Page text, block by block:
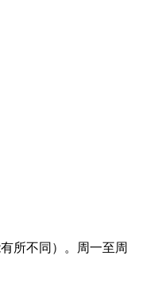
所不同）。周一至周